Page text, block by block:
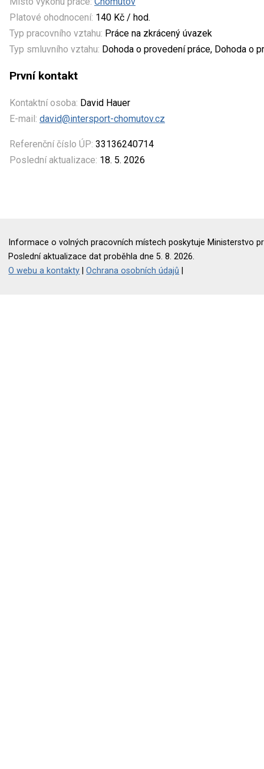
Platové ohodnocení: 140 Kč / hod.
Typ pracovního vztahu: Práce na zkrácený úvazek
Typ smluvního vztahu: Dohoda o provedení práce, Dohoda o
První kontakt
Kontaktní osoba: David Hauer
E-mail: david@intersport-chomutov.cz
Referenční číslo ÚP: 33136240714
Poslední aktualizace: 18. 5. 2026
Informace o volných pracovních místech poskytuje Ministerstvo
Poslední aktualizace dat proběhla dne 5. 8. 2026.
O webu a kontakty |Ochrana osobních údajů